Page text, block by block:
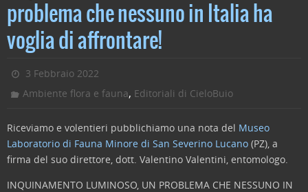
problema che nessuno in Italia ha
voglia di affrontare!
3 Febbraio 2022
Ambiente flora e fauna, Editoriali di CieloBuio
Riceviamo e volentieri pubblichiamo una nota del Museo
Laboratorio di Fauna Minore di San Severino Lucano (PZ), a
firma del suo direttore, dott. Valentino Valentini, entomologo.
INQUINAMENTO LUMINOSO, UN PROBLEMA CHE NESSUNO IN